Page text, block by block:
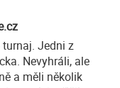
turnaj. Jedni z
Nevyhráli, ale
a měli několik